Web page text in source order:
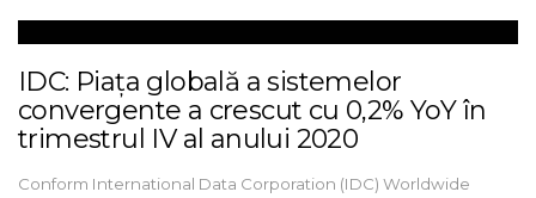
IDC: Piața globală a sistemelor
convergente a crescut cu 0,2% YoY în
trimestrul IV al anului 2020
Conform International Data Corporation (IDC) Worldwide